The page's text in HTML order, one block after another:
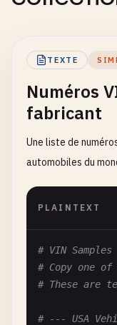
TEXTE
Numéros
fabricant
Une liste de
automobiles du
PLAINTEXT
# VIN Samples
# Copy one
# These are
# --- USA